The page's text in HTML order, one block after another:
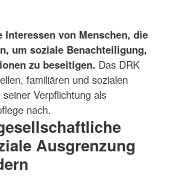
von Menschen, die
um soziale Benachteiligung,
zu beseitigen. Das DRK
familiären und sozialen
Verpflichtung als
nach.
Ausgrenzung